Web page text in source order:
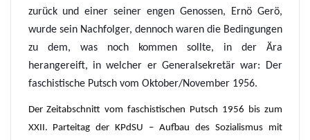
zurück und einer seiner engen Genossen, Ernö Gerö,
wurde sein Nachfolger, dennoch waren die Bedingungen
zu dem, was noch kommen sollte, in der Ära
herangereift, in welcher er Generalsekretär war: Der
faschistische Putsch vom Oktober/November 1956.
Der Zeitabschnitt vom faschistischen Putsch 1956 bis zum
XXII. Parteitag der KPdSU – Aufbau des Sozialismus mit